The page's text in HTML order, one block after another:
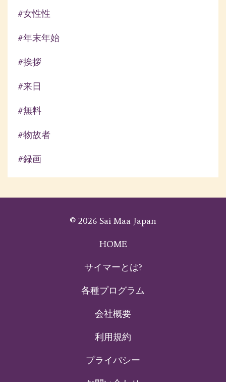
#女性性
#年末年始
#挨拶
#来日
#無料
#物故者
#録画
© 2026 Sai Maa Japan
HOME
サイマーとは?
各種プログラム
会社概要
利用規約
プライバシー